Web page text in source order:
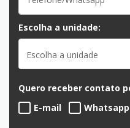
Escolha a unidade:
Escolha a unidade
Quero receber contato
E-mail
Whatsapp